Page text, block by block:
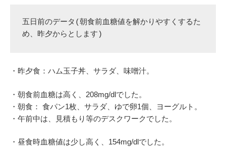
五日前のデータ(朝食前血糖値を解かりやすくするた
め、昨夕からとします)
・昨夕食：ハム玉子丼、サラダ、味噌汁。
・朝食前血糖は高く、208mg/dlでした。
・朝食： 食パン1枚、サラダ、ゆで卵1個、ヨーグルト。
・午前中は、見積もり等のデスクワークでした。
・昼食時血糖値は少し高く、154mg/dlでした。